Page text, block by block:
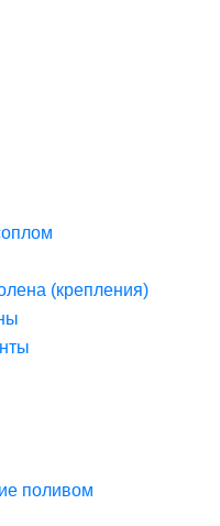
(крепления)
поливом